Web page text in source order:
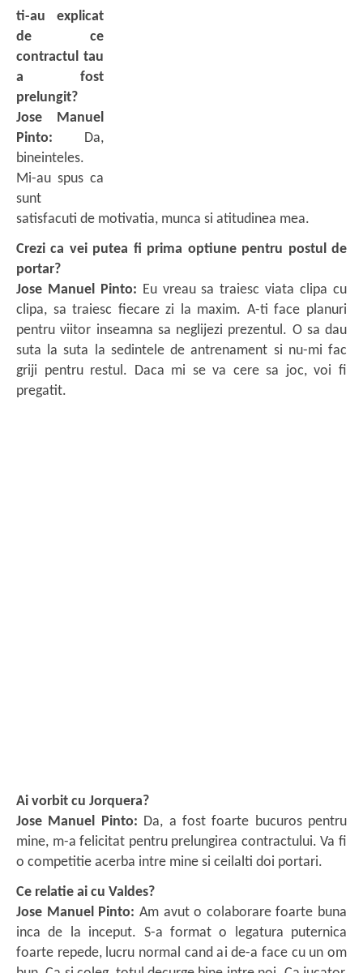
ti-au explicat
de ce
contractul tau
a fost
prelungit?
Jose Manuel
Pinto: Da,
bineinteles.
Mi-au spus ca
sunt
satisfacuti de motivatia, munca si atitudinea mea.
Crezi ca vei putea fi prima optiune pentru postul de
portar?
Jose Manuel Pinto: Eu vreau sa traiesc viata clipa cu
clipa, sa traiesc fiecare zi la maxim. A-ti face planuri
pentru viitor inseamna sa neglijezi prezentul. O sa dau
suta la suta la sedintele de antrenament si nu-mi fac
griji pentru restul. Daca mi se va cere sa joc, voi fi
pregatit.
Ai vorbit cu Jorquera?
Jose Manuel Pinto: Da, a fost foarte bucuros pentru
mine, m-a felicitat pentru prelungirea contractului. Va fi
o competitie acerba intre mine si ceilalti doi portari.
Ce relatie ai cu Valdes?
Jose Manuel Pinto: Am avut o colaborare foarte buna
inca de la inceput. S-a format o legatura puternica
foarte repede, lucru normal cand ai de-a face cu un om